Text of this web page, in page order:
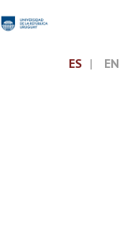
ES EN